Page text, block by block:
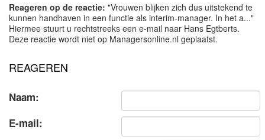
Reageren op de reactie: "Vrouwen blijken zich dus uitstekend te
kunnen handhaven in een functie als interim-manager. In het a..."
Hiermee stuurt u rechtstreeks een e-mail naar Hans Egtberts.
Deze reactie wordt niet op Managersonline.nl geplaatst.
REAGEREN
Naam:
E-mail: